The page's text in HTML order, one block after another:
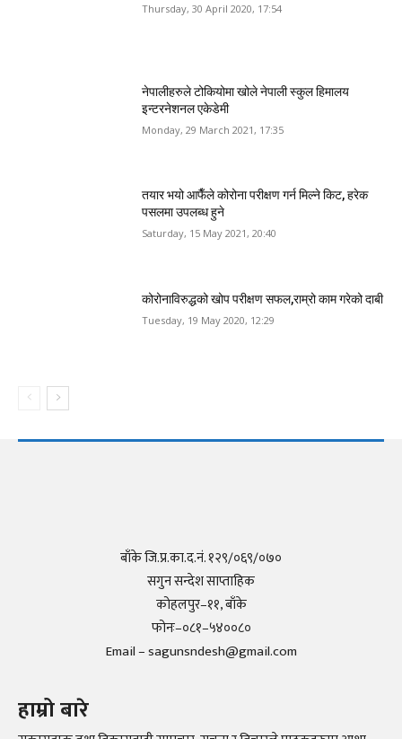
Thursday, 30 April 2020, 17:54
नेपालीहरुले टोकियोमा खोले नेपाली स्कुल हिमालय
इन्टरनेशनल एकेडेमी
Monday, 29 March 2021, 17:35
तयार भयो आफैँले कोरोना परीक्षण गर्न मिल्ने किट, हरेक
पसलमा उपलब्ध हुने
Saturday, 15 May 2021, 20:40
कोरोनाविरुद्धको खोप परीक्षण सफल,राम्रो काम गरेको दाबी
Tuesday, 19 May 2020, 12:29
बाँके जि.प्र.का.द.नं. १२९/०६९/०७०
सगुन सन्देश साप्ताहिक
कोहलपुर–११, बाँके
फोनः–०८१–५४००८०
Email – sagunsndesh@gmail.com
हाम्रो बारे